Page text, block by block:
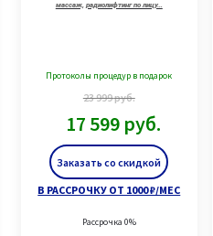
Заказать со скидкой
массаж, радиолифтинг по лицу…
Протоколы процедур в подарок
23 999руб.
17 599 руб.
В РАССРОЧКУ ОТ 1000 ₽/МЕС
Рассрочка 0%